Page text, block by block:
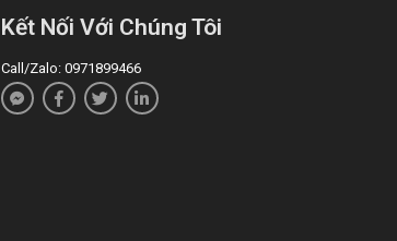
Kết Nối Với Chúng Tôi
Call/Zalo: 0971899466